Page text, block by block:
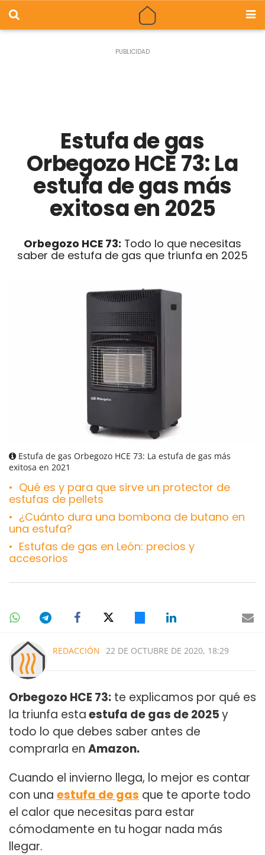
Estufa de gas
Orbegozo HCE 73: La
estufa de gas más
exitosa en 2025
Orbegozo HCE 73: Todo lo que necesitas
saber de estufa de gas que triunfa en 2025
Estufa de gas Orbegozo HCE 73: La estufa de gas más
exitosa en 2021
Qué es y para que sirve un protector de
estufas de pellets
¿Cuánto dura una bombona de butano en
una estufa?
Estufas de gas en León: precios y
accesorios
REDACCIÓN 22 DE OCTUBRE DE 2020, 18:29
Orbegozo HCE 73: te explicamos por qué es
la triunfa estaestufa de gas de 2025y
todo lo que debes saber antes de
comprarla en Amazon.
Cuando el invierno llega, lo mejor es contar
con una estufa de gas que te aporte todo
el calor que necesitas para estar
cómodamente en tu hogar nada más
llegar.